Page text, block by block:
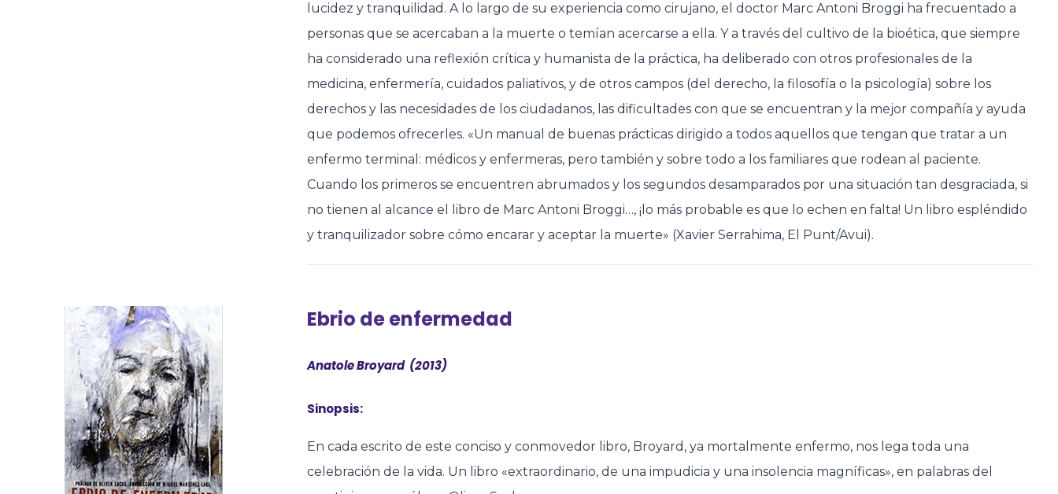
lucidez y tranquilidad. A lo largo de su experiencia como cirujano, el doctor Marc Antoni Broggi ha frecuentado a
personas que se acercaban a la muerte o temían acercarse a ella. Y a través del cultivo de la bioética, que siempre
ha considerado una reflexión crítica y humanista de la práctica, ha deliberado con otros profesionales de la
medicina, enfermería, cuidados paliativos, y de otros campos (del derecho, la filosofía o la psicología) sobre los
derechos y las necesidades de los ciudadanos, las dificultades con que se encuentran y la mejor compañía y ayuda
que podemos ofrecerles. «Un manual de buenas prácticas dirigido a todos aquellos que tengan que tratar a un
enfermo terminal: médicos y enfermeras, pero también y sobre todo a los familiares que rodean al paciente.
Cuando los primeros se encuentren abrumados y los segundos desamparados por una situación tan desgraciada, si
no tienen al alcance el libro de Marc Antoni Broggi…, ¡lo más probable es que lo echen en falta! Un libro espléndido
y tranquilizador sobre cómo encarar y aceptar la muerte» (Xavier Serrahima, El Punt/Avui).
Ebrio de enfermedad
Anatole Broyard (2013)
Sinopsis:
En cada escrito de este conciso y conmovedor libro, Broyard, ya mortalmente enfermo, nos lega toda una
celebración de la vida. Un libro «extraordinario, de una impudicia y una insolencia magníficas», en palabras del